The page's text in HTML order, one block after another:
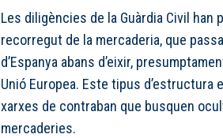
Les diligències de la Guàrdia Civil han
recorregut de la mercaderia, que
d’Espanya abans d’eixir,
Unió Europea. Este tipus d’estructura
xarxes de contraban que busquen
mercaderies.